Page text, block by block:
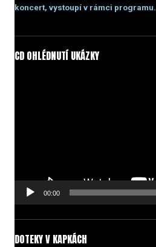
koncert, vystoupí v rámci programu.
CD OHLÉDNUTÍ UKÁZKY
00:00
DOTEKY V KAPKÁCH